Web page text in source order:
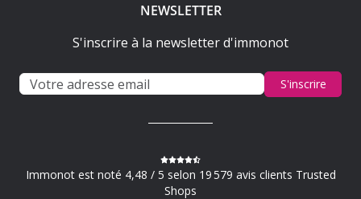
NEWSLETTER
S'inscrire à la newsletter d'immonot
S'inscrire
Immonot est noté 4,48 / 5 selon 19 579 avis clients Trusted
Shops